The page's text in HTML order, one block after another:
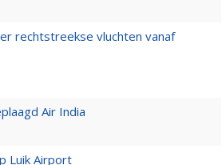
rechtstreekse vluchten vanaf
Air India
Luik Airport